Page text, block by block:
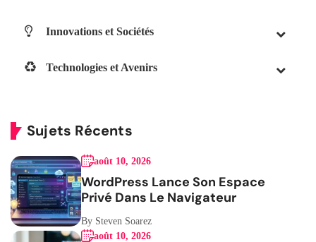
Innovations et Sociétés
Technologies et Avenirs
Sujets Récents
août 10, 2026
WordPress Lance Son Espace
Privé Dans Le Navigateur
By Steven Soarez
août 10, 2026